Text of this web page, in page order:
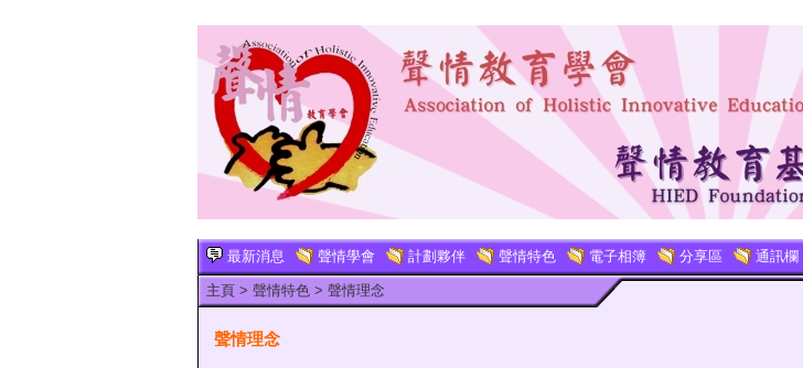
最新消息 聲情學會 計劃夥伴 聲情特色 電子相簿 分享區 通訊欄
主頁> 聲情特色> 聲情理念
聲情理念